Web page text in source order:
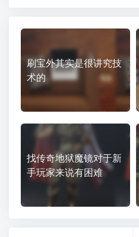
刷宝外其实是很讲究技
术的
找传奇地狱魔镜对于新
手玩家来说有困难